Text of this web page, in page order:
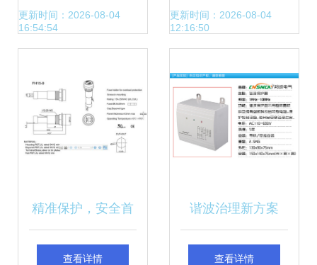
保护器测试仪 线路
更新时间：2026-08-04
16:54:54
全焊接的可靠守护
更新时间：2026-08-04
12:16:50
精准保护，安全首
选 一字头十字头旋
查看详情
谐波治理新方案
SDH99 谐波保护
查看详情